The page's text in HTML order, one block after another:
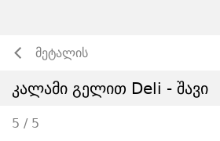
მეტალის
კალამი გელით Deli - შავი
5 / 5